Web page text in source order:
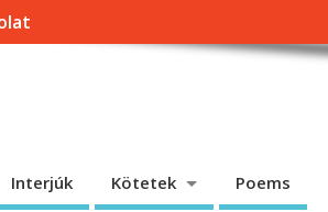
Interjúk Kötetek Poems